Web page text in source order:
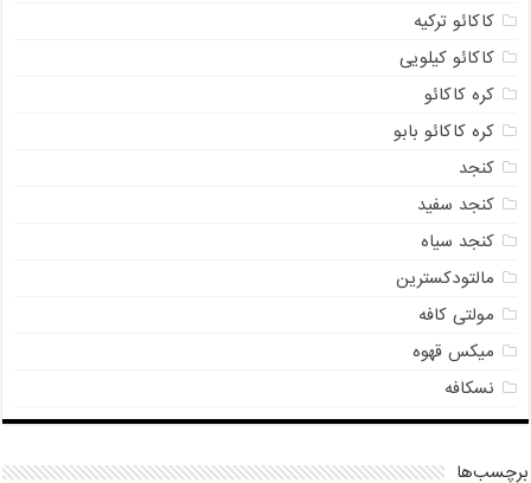
کاکائو ترکیه
کاکائو کیلویی
کره کاکائو
کره کاکائو بابو
کنجد
کنجد سفید
کنجد سیاه
مالتودکسترین
مولتی کافه
میکس قهوه
نسکافه
برچسب‌ها